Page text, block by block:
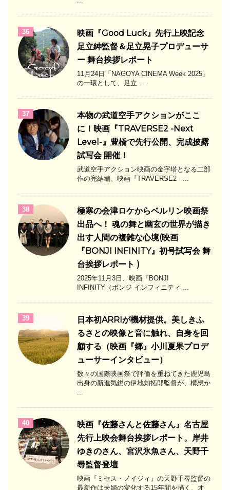
36
映画『Good Luck』先行上映記念
足立紳監督＆足立晃子プロデューサ
ー 舞台挨拶レポート
11月24日「NAGOYA CINEMA Week 2025」
の一環として、足立 ...
37
本物の武道空手アクションがここ
に！映画『TRAVERSE2 -Next
Level-』豊橋で先行公開、完成披露
試写会 開催！
武道空手アクション映画の金字塔となる二部
作の完結編、映画『TRAVERSE2 - ...
38
極寒の会津ロケからベルリン映画祭
出品へ！ 魂の舞と幽玄の世界が描き
出す人間の複雑な心境(映画
『BONJI INFINITY』初号試写会 舞
台挨拶レポート )
2025年11月3日、映画『BONJI
INFINITY（ボンジ インフィニティ ...
39
日本初ARRIが機材提供。美しきふ
るさとの映像と音に触れ、自身を回
顧する（映画『郷』小川夏果プロデ
ューサーインタビュー）
数々の国際映画祭で評価を重ねてきた鹿児島
出身の新進気鋭の伊地知拓郎監督が、構想か
40
映画『佐藤さんと佐藤さん』名古屋
先行上映会舞台挨拶レポート。岸井
ゆきのさん、宮沢氷魚さん、天野千
尋監督登壇
映画『ミセス・ノイジィ』の天野千尋監督の
最新作は夫婦の変化する15年間を描く、オ